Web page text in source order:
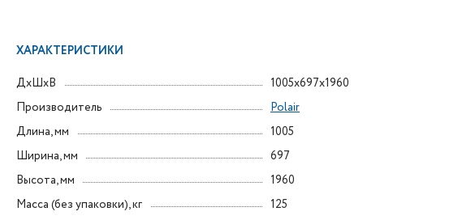
ХАРАКТЕРИСТИКИ
ДxШxВ
1005x697x1960
Производитель
Polair
Длина, мм
1005
Ширина, мм
697
Высота, мм
1960
Масса (без упаковки), кг
125